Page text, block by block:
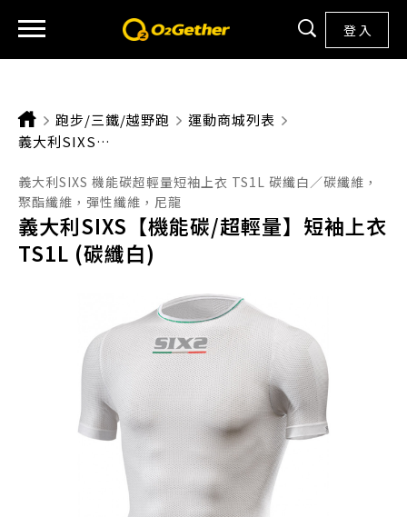
登 入
跑步/三鐵/越野跑
運動商城列表
CURRENT:義大利SIXS【機能碳/超輕量】短袖上衣 TS1L (碳纖白)
義大利SIXS 機能碳超輕量短袖上衣 TS1L 碳纖白／碳纖維，
聚酯纖維，彈性纖維，尼龍
義大利SIXS【機能碳/超輕量】短袖上衣
TS1L (碳纖白)